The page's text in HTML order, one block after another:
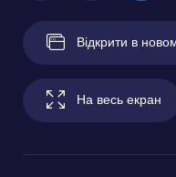
Відкрити в
На весь екран